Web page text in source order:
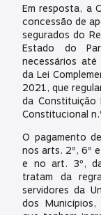
Em resposta, a
concessão de
segurados do
Estado do
necessários
da Lei
2021, que
da Constituição
Constitucional
O pagamento
nos arts. 2º, 6º
e no art. 3º,
tratam da
servidores da
dos